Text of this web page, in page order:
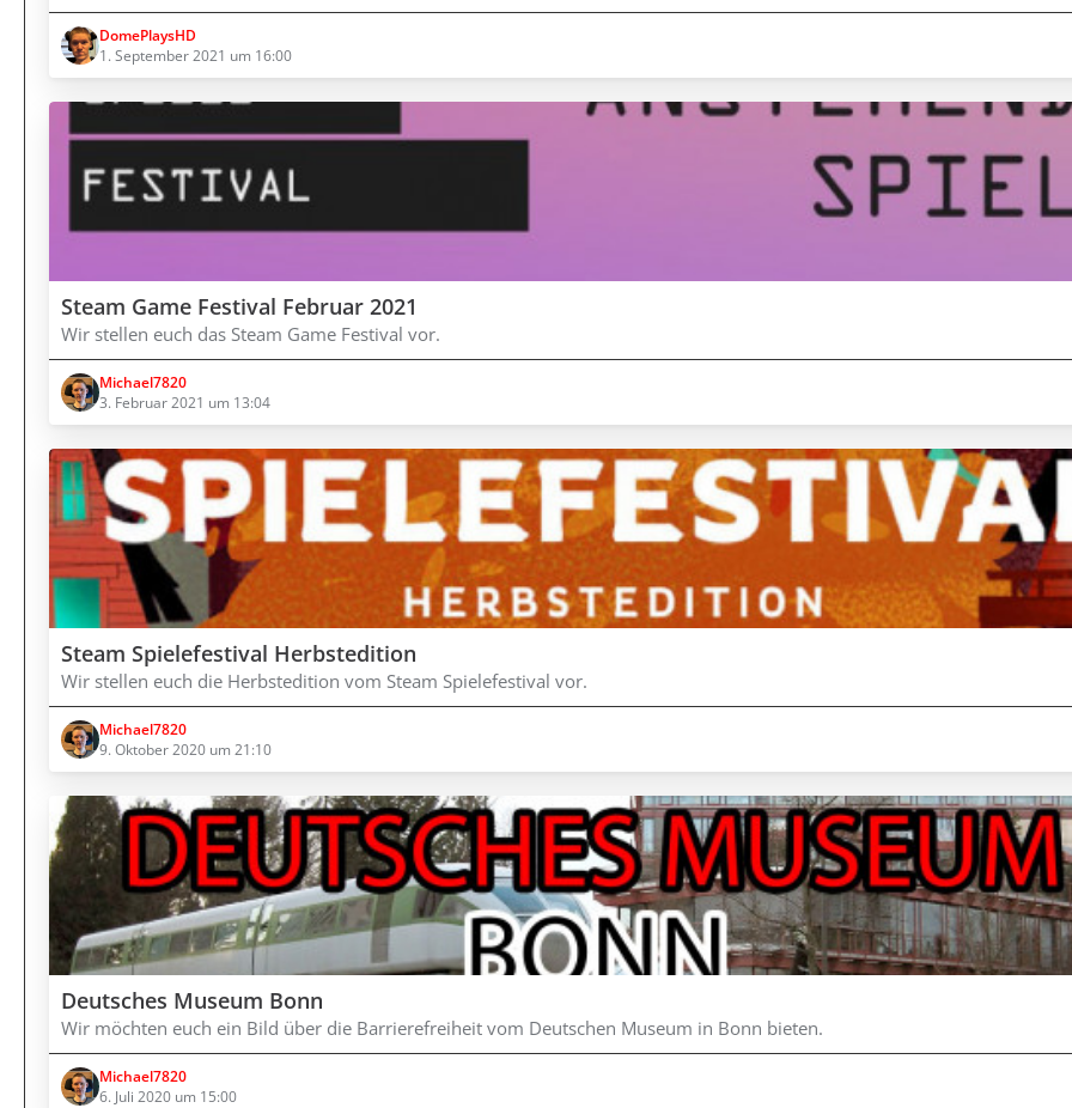
DomePlaysHD
1. September 2021 um 16:00
Steam Game Festival Februar 2021
Wir stellen euch das Steam Game Festival vor.
Michael7820
3. Februar 2021 um 13:04
Steam Spielefestival Herbstedition
Wir stellen euch die Herbstedition vom Steam Spielefestival vor.
Michael7820
9. Oktober 2020 um 21:10
Deutsches Museum Bonn
Wir möchten euch ein Bild über die Barrierefreiheit vom Deutschen Museum in Bonn bieten.
Michael7820
6. Juli 2020 um 15:00